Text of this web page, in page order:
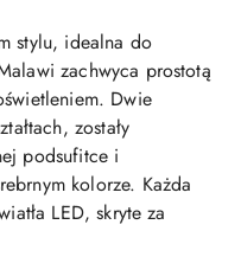
stylu, idealna do
zachwyca prostotą
Dwie
zostały
podsufitce i
kolorze. Każda
LED, skryte za